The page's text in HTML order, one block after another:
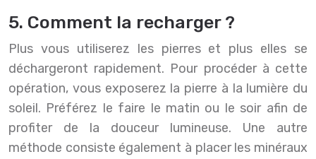
5. Comment la recharger ?
Plus vous utiliserez les pierres et plus elles se
déchargeront rapidement. Pour procéder à cette
opération, vous exposerez la pierre à la lumière du
soleil. Préférez le faire le matin ou le soir afin de
profiter de la douceur lumineuse. Une autre
méthode consiste également à placer les minéraux